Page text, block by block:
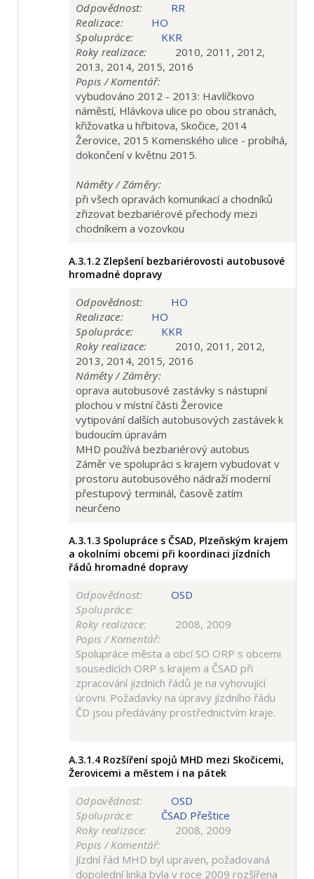
Odpovědnost:
RR
Realizace:
HO
Spolupráce:
KKR
Roky realizace:
2010, 2011, 2012,
2013, 2014, 2015, 2016
Popis / Komentář:
vybudováno 2012 - 2013: Havlíčkovo
náměstí, Hlávkova ulice po obou stranách,
křižovatka u hřbitova, Skočice, 2014
Žerovice, 2015 Komenského ulice - probíhá,
dokončení v květnu 2015.
Náměty / Záměry:
při všech opravách komunikací a chodníků
zřizovat bezbariérové přechody mezi
chodníkem a vozovkou
A.3.1.2 Zlepšení bezbariérovosti autobusové
hromadné dopravy
Odpovědnost:
HO
Realizace:
HO
Spolupráce:
KKR
Roky realizace:
2010, 2011, 2012,
2013, 2014, 2015, 2016
Náměty / Záměry:
oprava autobusové zastávky s nástupní
plochou v místní části Žerovice
vytipování dalších autobusových zastávek k
budoucím úpravám
MHD používá bezbariérový autobus
Záměr ve spolupráci s krajem vybudovat v
prostoru autobusového nádraží moderní
přestupový terminál, časově zatím
neurčeno
A.3.1.3 Spolupráce s ČSAD, Plzeňským krajem
a okolními obcemi při koordinaci jízdních
řádů hromadné dopravy
Odpovědnost:
OSD
Spolupráce:
Roky realizace:
2008, 2009
Popis / Komentář:
Spolupráce města a obcí SO ORP s obcemi
sousedících ORP s krajem a ČSAD při
zpracování jízdních řádů je na vyhovující
úrovni. Požadavky na úpravy jízdního řádu
ČD jsou předávány prostřednictvím kraje.
A.3.1.4 Rozšíření spojů MHD mezi Skočicemi,
Žerovicemi a městem i na pátek
Odpovědnost:
OSD
Spolupráce:
ČSAD Přeštice
Roky realizace:
2008, 2009
Popis / Komentář:
Jízdní řád MHD byl upraven, požadovaná
dopolední linka byla v roce 2009 rozšířena